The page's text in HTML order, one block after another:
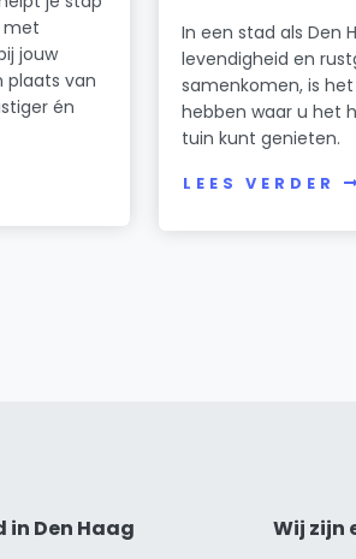
met
jouw
plaats van
én
In een stad als Den
levendigheid en
samenkomen, is
hebben waar u het
tuin kunt genieten.
LEES VERDER
in Den Haag
Wij zijn